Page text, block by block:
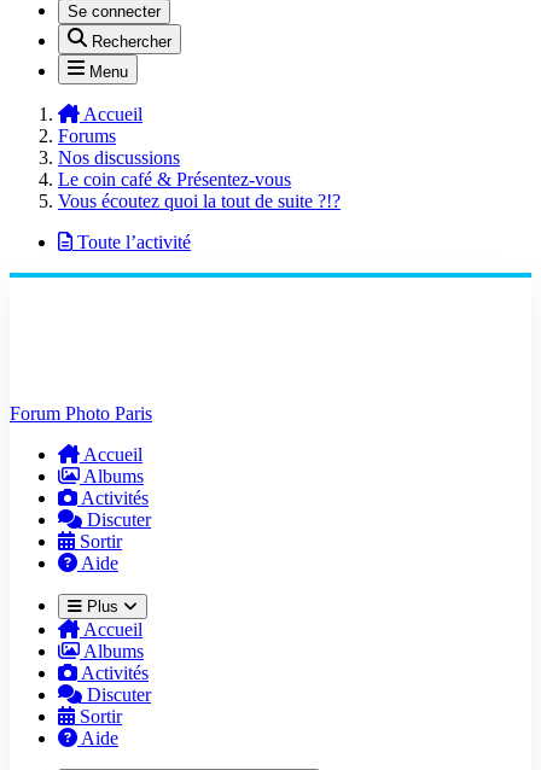
Se connecter
Rechercher
Menu
Accueil
Forums
Nos discussions
Le coin café & Présentez-vous
Vous écoutez quoi la tout de suite ?!?
Toute l’activité
Forum Photo Paris
Accueil
Albums
Activités
Discuter
Sortir
Aide
Plus
Accueil
Albums
Activités
Discuter
Sortir
Aide